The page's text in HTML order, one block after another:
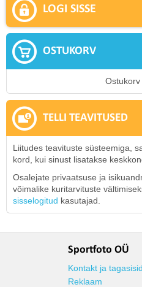
LOGI SISSE
OSTUKORV
TELLI TEAVITUSED
Liitudes teavituste süsteemiga,
kord, kui sinust lisatakse
Osalejate privaatsuse ja
võimalike kuritarvituste
sisselogitud kasutajad.
Sportfoto OÜ
Kontakt ja
Reklaam